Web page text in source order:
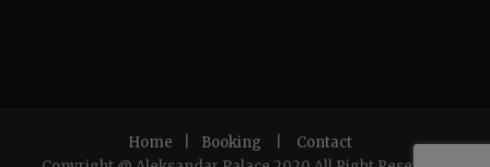
Home Booking
Contact